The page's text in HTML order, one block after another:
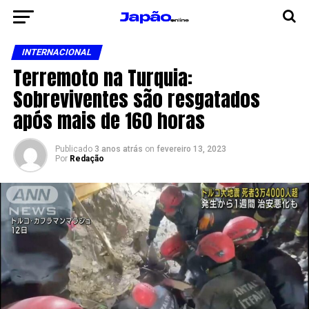
INTERNACIONAL
Terremoto na Turquia:
Sobreviventes são resgatados
após mais de 160 horas
Publicado 3 anos atrás on fevereiro 13, 2023
Por Redação